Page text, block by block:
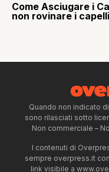
Come Asciugare i
non rovinare i capelli
Quando non indicato
sono rilasciati sotto
Non commerciale –
I contenuti di
sempre overpress.it
link visibile a